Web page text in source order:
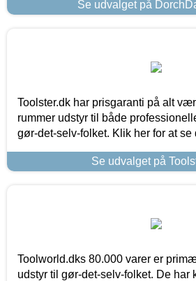
Se udvalget på
Toolster.dk har prisgaranti på alt
rummer udstyr til både
gør-det-selv-folket. Klik her for at se
Se udvalget på
Toolworld.dks 80.000 varer er
udstyr til gør-det-selv-folket. De har